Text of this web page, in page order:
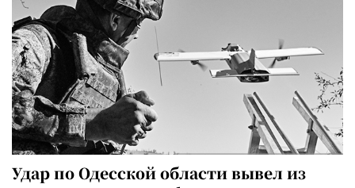
Удар по Одесской области вывел из